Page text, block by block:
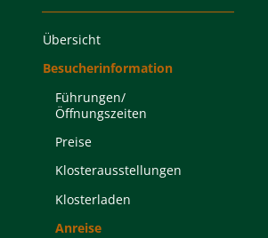
Übersicht
Besucherinformation
Führungen/
Öffnungszeiten
Preise
Klosterausstellungen
Klosterladen
Anreise